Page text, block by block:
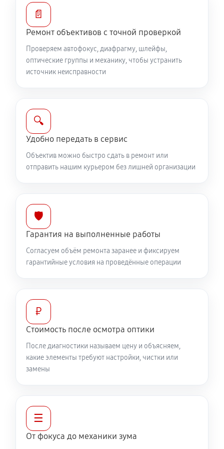
Устранение механических повреждений
Ремонт электроники объектива Canon EF 75-
300mm F4-5.6 III USM
810 руб
Ремонт передней линзы объектива
720 руб 60 минут
Ремонт кольца зуммирования
360 руб 60 минут
Разблокировка заклинивания
Протяжка соединений трансфокатора
Замена светофильтра объектива Canon EF 75-
300mm F4-5.6 III USM
📄
Ремонт объективов с точной проверкой
Проверяем автофокус, диафрагму, шлейфы,
оптические группы и механику, чтобы устранить
источник неисправности
🔍
Удобно передать в сервис
Объектив можно быстро сдать в ремонт или
отправить нашим курьером без лишней организации
🛡️
Гарантия на выполненные работы
Согласуем объём ремонта заранее и фиксируем
гарантийные условия на проведённые операции
₽
Стоимость после осмотра оптики
После диагностики называем цену и объясняем,
какие элементы требуют настройки, чистки или
замены
☰
От фокуса до механики зума